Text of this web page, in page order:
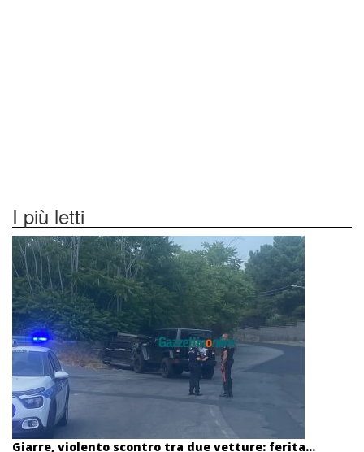
I più letti
Giarre, violento scontro tra due vetture: ferita...